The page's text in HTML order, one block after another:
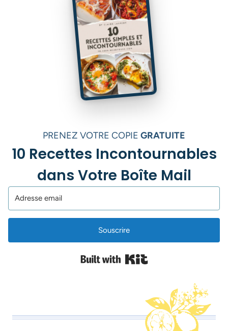
PRENEZ VOTRE COPIE GRATUITE
10 Recettes Incontournables
dans Votre Boîte Mail
Souscrire
Built with Kit